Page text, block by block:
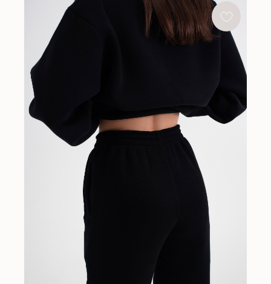
Если у вас возникли вопросы по размеру, цвету или
оплате, напишите нам и мы с радостью поможем
НУЖНА ПОМОЩЬ С ЗАКАЗОМ?
НАПИСАТЬ В ИНСТАГРАМ
СЛУЖБА ПОДДЕРЖКИ
Если возникли вопросы, свяжитесь
с нами удобным способом